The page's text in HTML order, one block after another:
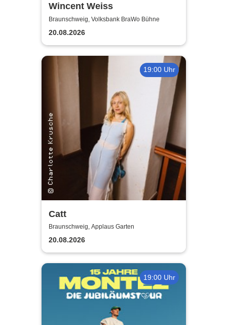
Wincent Weiss
Braunschweig, Volksbank BraWo Bühne
20.08.2026
19:00 Uhr
Catt
Braunschweig, Applaus Garten
20.08.2026
19:00 Uhr